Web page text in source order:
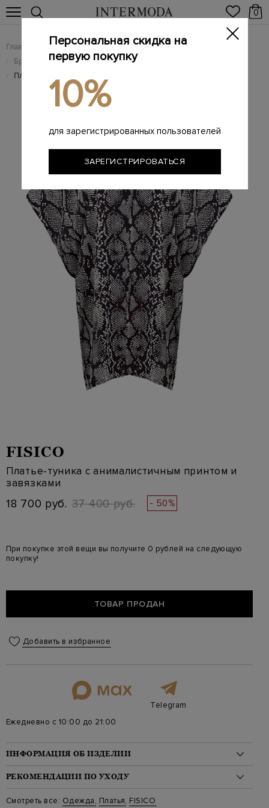
0
Главная Женщинам / Женская одежда
/ Брендовые женские платья
/ Платье-туника с анималистичным принтом и завязками
FISICO
Платье-туника с анималистичным принтом и
завязками
18 700 руб. 37 400 руб. - 50%
При покупке этой вещи вы получите 0 рублей на следующую
покупку!
ТОВАР ПРОДАН
Добавить в избранное
Telegram
Ежедневно с 10:00 до 21:00
ИНФОРМАЦИЯ ОБ ИЗДЕЛИИ
Материал: вискоза 100%
На модели: 180/84/61/87 на модели размер S
Стиль: Пляжные платья и парео
Цвет: Серый
РЕКОМЕНДАЦИИ ПО УХОДУ
Стирка: Ручная стирка при температуре воды до 40 градусов
Смотреть все: Одежда, Платья, FISICO
Персональная скидка на
первую покупку
10%
для зарегистрированных пользователей
ЗАРЕГИСТРИРОВАТЬСЯ